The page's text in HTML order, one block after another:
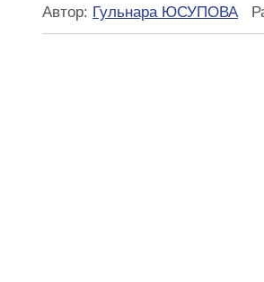
Автор: Гульнара ЮСУПОВА